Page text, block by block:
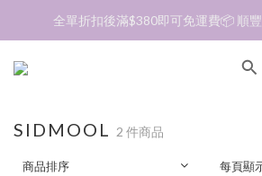
加入會員❤️生日月首天送$30 💛商品可郵
全單折扣後滿$380即可免運費📦 順
加入會員❤️生日月首天送$30 💛商品可
SIDMOOL 2 件商品
商品排序 每頁顯